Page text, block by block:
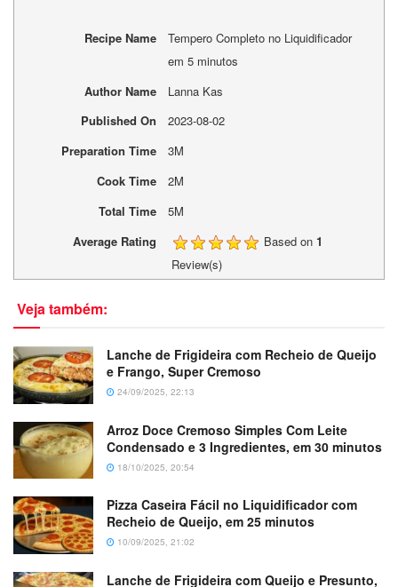
Recipe Name
Tempero Completo no Liquidificador
em 5 minutos
Author Name
Lanna Kas
Published On
2023-08-02
Preparation Time
3M
Cook Time
2M
Total Time
5M
Average Rating
Based on 1
Review(s)
Veja também:
Lanche de Frigideira com Recheio de Queijo
e Frango, Super Cremoso
24/09/2025, 22:13
Arroz Doce Cremoso Simples Com Leite
Condensado e 3 Ingredientes, em 30 minutos
18/10/2025, 20:54
Pizza Caseira Fácil no Liquidificador com
Recheio de Queijo, em 25 minutos
10/09/2025, 21:02
Lanche de Frigideira com Queijo e Presunto,